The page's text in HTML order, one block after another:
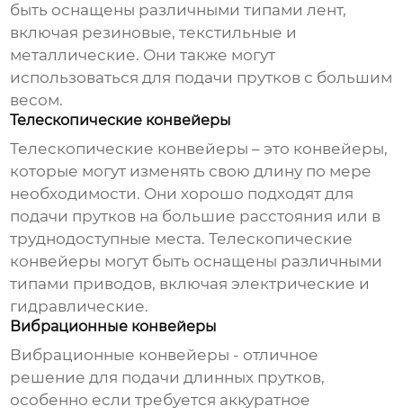
быть оснащены различными типами лент,
включая резиновые, текстильные и
металлические. Они также могут
использоваться для подачи прутков с большим
весом.
Телескопические конвейеры
Телескопические конвейеры – это конвейеры,
которые могут изменять свою длину по мере
необходимости. Они хорошо подходят для
подачи прутков на большие расстояния или в
труднодоступные места. Телескопические
конвейеры могут быть оснащены различными
типами приводов, включая электрические и
гидравлические.
Вибрационные конвейеры
Вибрационные конвейеры - отличное
решение для подачи длинных прутков,
особенно если требуется аккуратное